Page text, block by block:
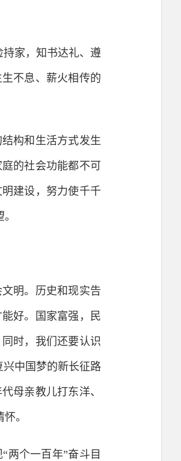
家，知书达礼、遵
不息、薪火相传的
构和生活方式发生
的社会功能都不可
建设，努力使千千
明。历史和现实告
好。国家富强，民
时，我们还要认识
中国梦的新长征路
母亲教儿打东洋、
。
个一百年”奋斗目